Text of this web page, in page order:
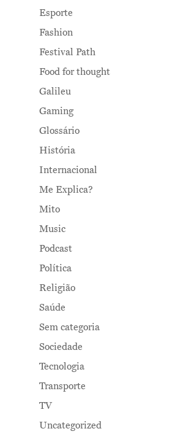
Esporte
Fashion
Festival Path
Food for thought
Galileu
Gaming
Glossário
História
Internacional
Me Explica?
Mito
Music
Podcast
Política
Religião
Saúde
Sem categoria
Sociedade
Tecnologia
Transporte
TV
Uncategorized